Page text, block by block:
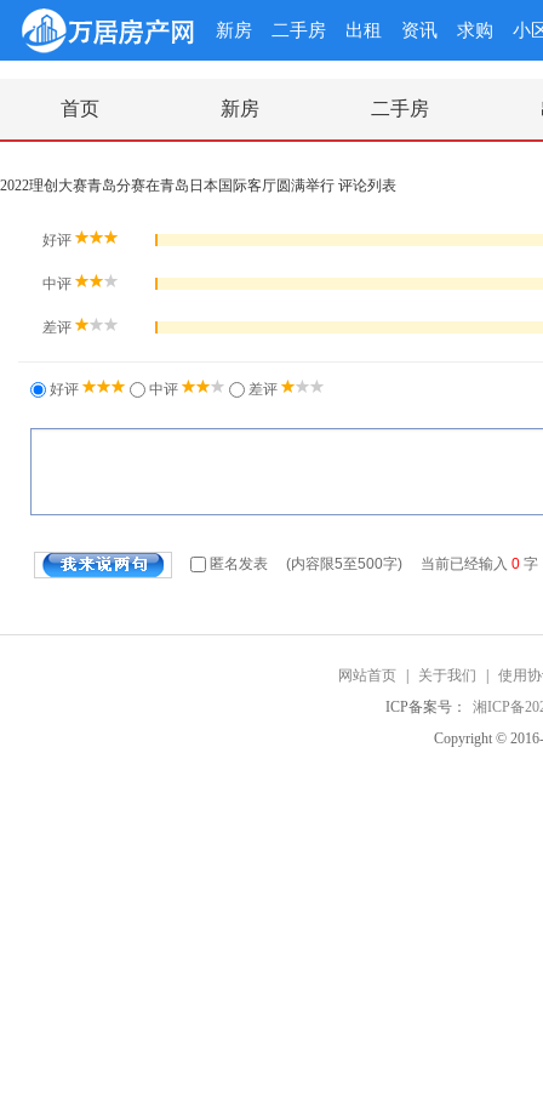
新房 二手房 出租 资讯 求购 小
首页 新房 二手房
2022理创大赛青岛分赛在青岛日本国际客厅圆满举行 评论列表
好评
中评
差评
好评 中评 差评
匿名发表 (内容限5至500字) 当前已经输入 0 字
网站首页 关于我们
使用
ICP备案号：
湘ICP备
Copyright ©